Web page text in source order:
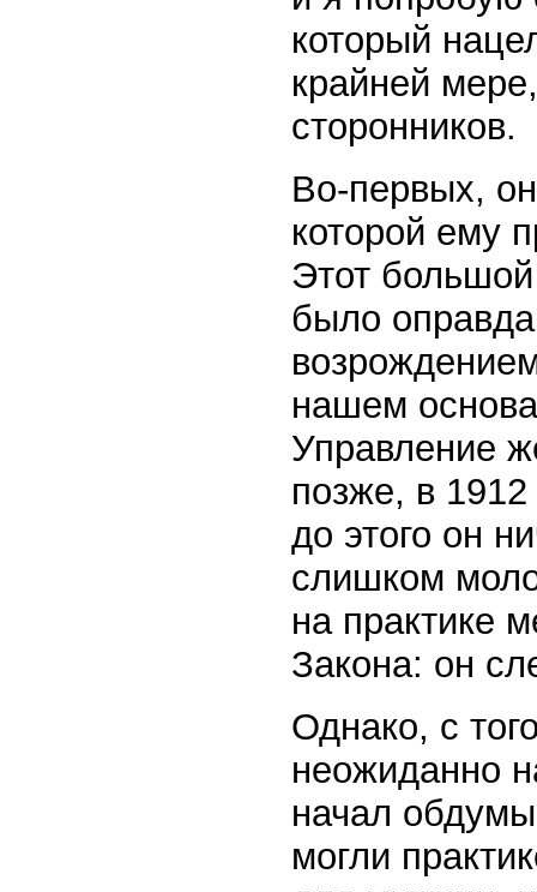
который
крайней
сторонников.
Во-первых,
которой ему
Этот
было
нашем
Управление
позже, в 1912
до этого он
слишком
на практике
Закона: он
Однако, с
неожиданно
начал
могли